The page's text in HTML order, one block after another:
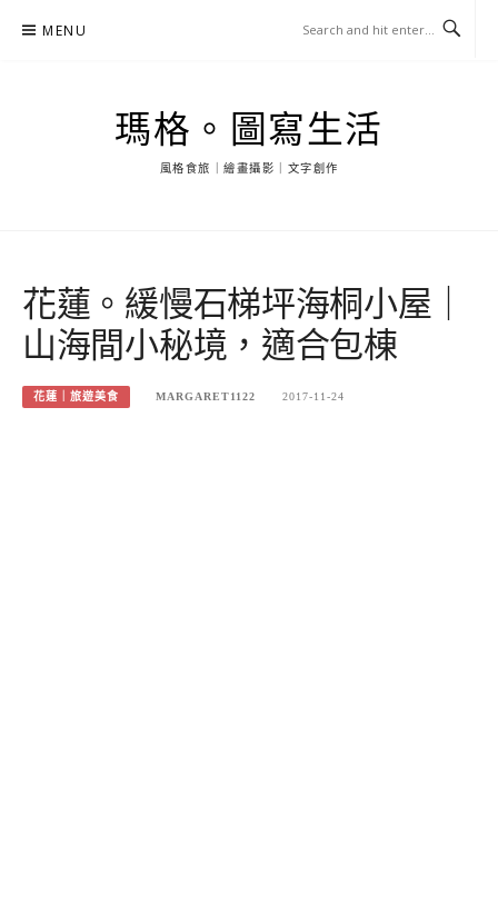
MENU
瑪格。圖寫生活
風格食旅｜繪畫攝影｜文字創作
花蓮。緩慢石梯坪海桐小屋｜
山海間小秘境，適合包棟
花蓮｜旅遊美食 MARGARET1122 2017-11-24